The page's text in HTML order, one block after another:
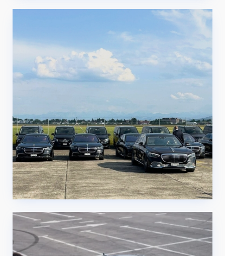
Servicio de chófer en Zurich
Servicio de limusinas en Zurich